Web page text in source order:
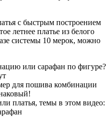
с быстрым построением
летнее платье из белого
системы 10 мерок, можно
или сарафан по фигуре?
для пошива комбинации
платья, темы в этом видео: